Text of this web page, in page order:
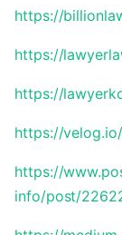
https://
https://
https://
https://velog.io/
https://
info/post/